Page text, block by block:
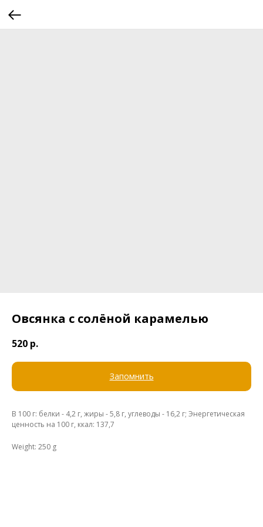
Овсянка с солёной карамелью
520 р.
Запомнить
В 100 г: белки - 4,2 г, жиры - 5,8 г, углеводы - 16,2 г; Энергетическая
ценность на 100 г, ккал: 137,7
Weight: 250 g